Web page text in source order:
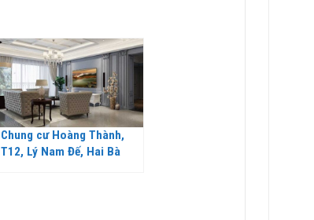
Chung cư Hoàng Thành,
T12, Lý Nam Đế, Hai Bà